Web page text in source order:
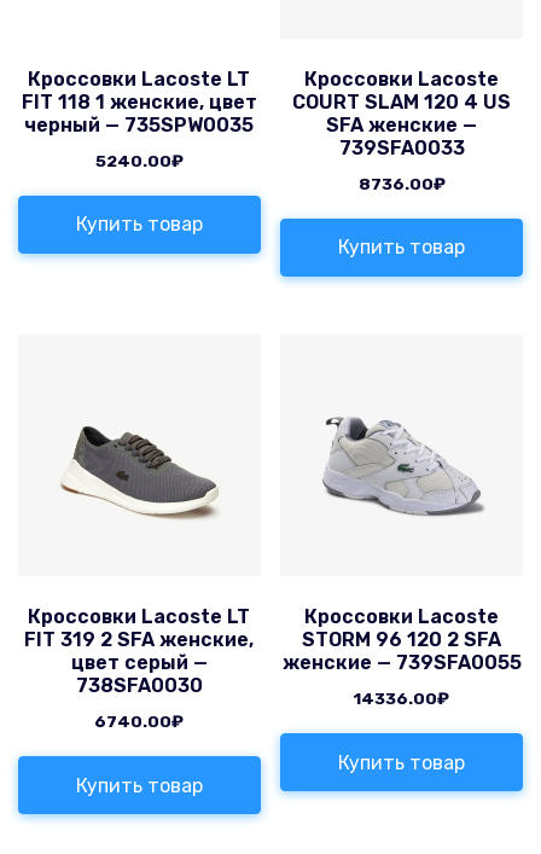
Кроссовки Lacoste LT
FIT 118 1 женские, цвет
черный — 735SPW0035
5240.00₽
Купить товар
Кроссовки Lacoste
COURT SLAM 120 4 US
SFA женские —
739SFA0033
8736.00₽
Купить товар
Кроссовки Lacoste LT
FIT 319 2 SFA женские,
цвет серый —
738SFA0030
6740.00₽
Купить товар
Кроссовки Lacoste
STORM 96 120 2 SFA
женские — 739SFA0055
14336.00₽
Купить товар